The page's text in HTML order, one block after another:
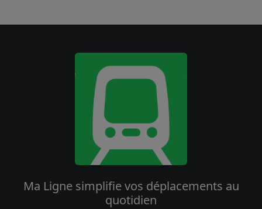
Ma Ligne simplifie vos déplacements au
quotidien